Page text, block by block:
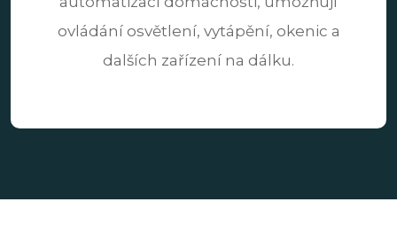
ovládání osvětlení, vytápění, okenic a
dalších zařízení na dálku.